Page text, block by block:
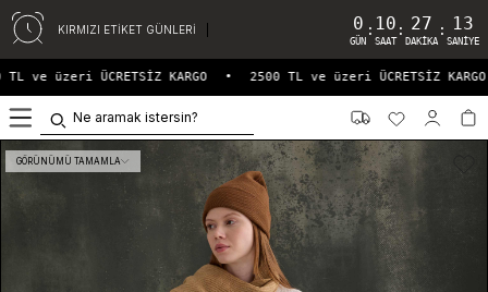
KIRMIZI ETİKET GÜNLERİ 0
GÜN
: 10
SAAT
: 27
DAKIKA
: 13
SANIYE
ve üzeri ÜCRETSİZ KARGO • 2500 TL ve üzeri ÜCRETSİZ KARGO
GÖRÜNÜMÜ TAMAMLA